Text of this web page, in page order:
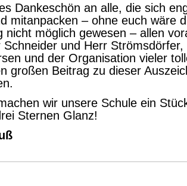
Dankeschön an alle, die sich
mitanpacken – ohne euch wäre
nicht möglich gewesen – allen
Schneider und Herr Strömsdörfer,
und der Organisation vieler
großen Beitrag zu dieser
wir unsere Schule ein
Sternen Glanz!